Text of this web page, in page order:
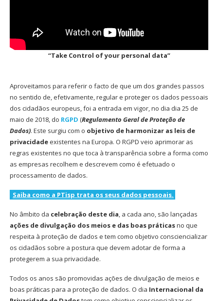
“Take Control of your personal data”
Aproveitamos para referir o facto de que um dos grandes passos
no sentido de, efetivamente, regular e proteger os dados pessoais
dos cidadãos europeus, foi a entrada em vigor, no dia dia 25 de
maio de 2018, do RGPD (Regulamento Geral de Proteção de
Dados). Este surgiu com o objetivo de harmonizar as leis de
privacidadeexistentes na Europa. O RGPD veio aprimorar as
regras existentes no que toca à transparência sobre a forma como
as empresas recolhem e descrevem como é efetuado o
processamento de dados.
Saiba como a PTisp trata os seus dados pessoais.
No âmbito da celebração deste dia, a cada ano, são lançadas
ações de divulgação dos meios e das boas práticasno que
respeita à proteção de dados e tem como objetivo consciencializar
os cidadãos sobre a postura que devem adotar de forma a
protegerem a sua privacidade.
Todos os anos são promovidas ações de divulgação de meios e
boas práticas para a proteção de dados. O dia Internacional da